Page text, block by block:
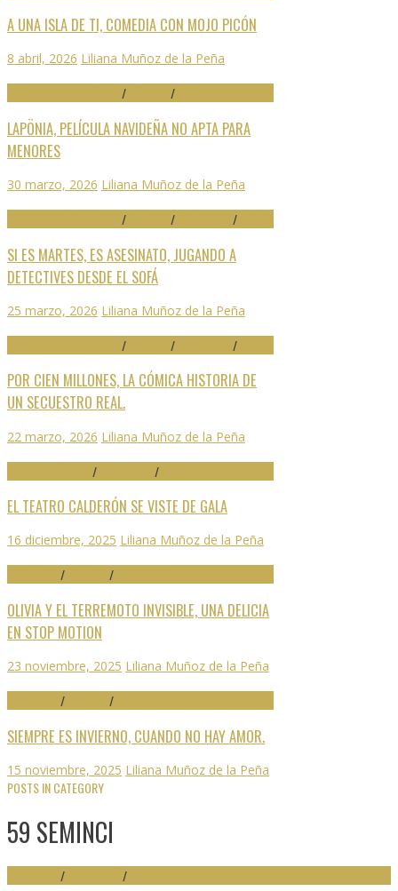
A UNA ISLA DE TI, COMEDIA CON MOJO PICÓN
8 abril, 2026 Liliana Muñoz de la Peña
/ /
LAPÖNIA, PELÍCULA NAVIDEÑA NO APTA PARA
MENORES
30 marzo, 2026 Liliana Muñoz de la Peña
/ / /
SI ES MARTES, ES ASESINATO, JUGANDO A
DETECTIVES DESDE EL SOFÁ
25 marzo, 2026 Liliana Muñoz de la Peña
/ / /
POR CIEN MILLONES, LA CÓMICA HISTORIA DE
UN SECUESTRO REAL.
22 marzo, 2026 Liliana Muñoz de la Peña
/ /
EL TEATRO CALDERÓN SE VISTE DE GALA
16 diciembre, 2025 Liliana Muñoz de la Peña
/ /
OLIVIA Y EL TERREMOTO INVISIBLE, UNA DELICIA
EN STOP MOTION
23 noviembre, 2025 Liliana Muñoz de la Peña
/ /
SIEMPRE ES INVIERNO, CUANDO NO HAY AMOR.
15 noviembre, 2025 Liliana Muñoz de la Peña
POSTS IN CATEGORY
59 SEMINCI
/ /